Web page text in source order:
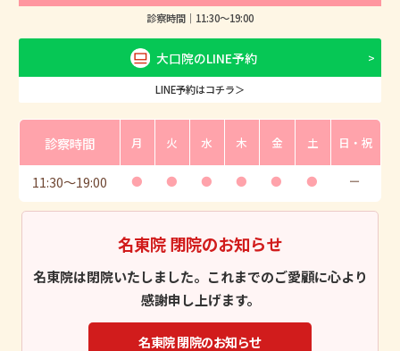
診察時間｜ 11:30〜19:00
大口院のLINE予約
LINE予約はコチラ＞
診察時間 月 火 水 木 金 土 日・祝
11:30〜19:00 ● ● ● ● ● ● ー
名東院 閉院のお知らせ
名東院は閉院いたしました。これまでのご愛顧に心より
感謝申し上げます。
名東院 閉院のお知らせ